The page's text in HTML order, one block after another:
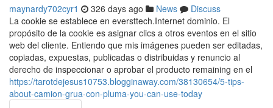
maynardy702cyr1 326 days ago News
Discuss
La cookie se establece en eversttech.Internet dominio. El
propósito de la cookie es asignar clics a otros eventos en el sitio
web del cliente. Entiendo que mis imágenes pueden ser editadas,
copiadas, expuestas, publicadas o distribuidas y renuncio al
derecho de inspeccionar o aprobar el producto remaining en el
https://tarotdejesus10753.blogginaway.com/38130654/5-tips-
about-camion-grua-con-pluma-you-can-use-today